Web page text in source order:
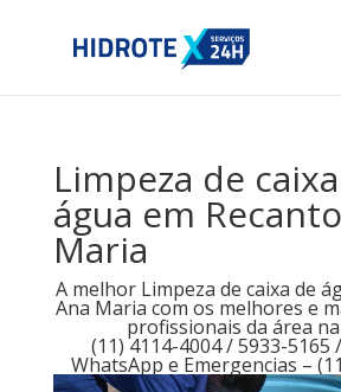
Limpeza de
água em
Maria
A melhor Limpeza de caixa de
Ana Maria com os melhores e
profissionais da área
(11) 4114-4004 / 5933-5165
WhatsApp e Emergencias –